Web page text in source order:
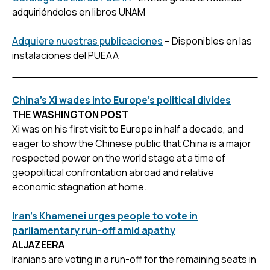
adquiriéndolos en libros UNAM
Adquiere nuestras publicaciones – Disponibles en las
instalaciones del PUEAA
China’s Xi wades into Europe’s political divides
THE WASHINGTON POST
Xi was on his first visit to Europe in half a decade, and
eager to show the Chinese public that China is a major
respected power on the world stage at a time of
geopolitical confrontation abroad and relative
economic stagnation at home.
Iran’s Khamenei urges people to vote in
parliamentary run-off amid apathy
ALJAZEERA
Iranians are voting in a run-off for the remaining seats in